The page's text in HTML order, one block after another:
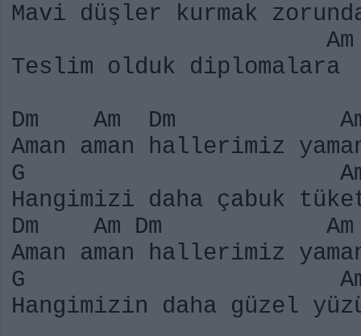
Mavi düşler kurmak
Teslim olduk
Dm Am Dm
Aman aman hallerimiz
G
Hangimizi daha
Dm Am
Aman aman
G
Hangimizin daha